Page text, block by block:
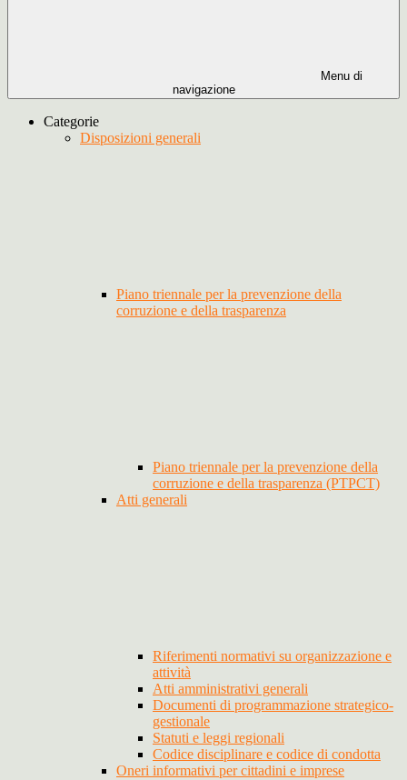
Menu di
navigazione
Categorie
Disposizioni generali
Piano triennale per la prevenzione della
corruzione e della trasparenza
Piano triennale per la prevenzione della
corruzione e della trasparenza (PTPCT)
Atti generali
Riferimenti normativi su organizzazione e
attività
Atti amministrativi generali
Documenti di programmazione strategico-
gestionale
Statuti e leggi regionali
Codice disciplinare e codice di condotta
Oneri informativi per cittadini e imprese